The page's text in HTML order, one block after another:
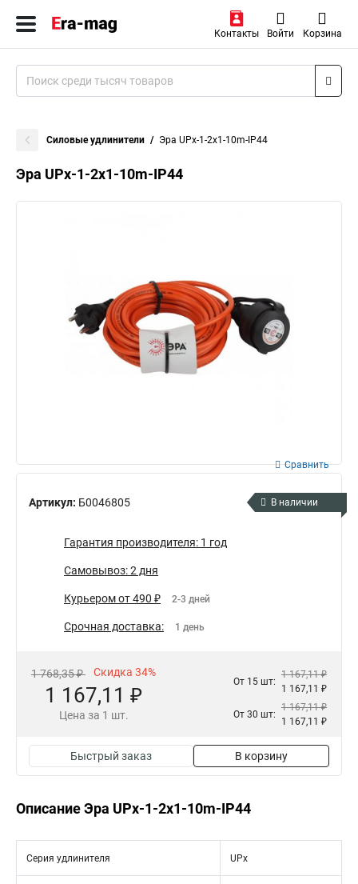
Контакты Войти Корзина
Силовые удлинители Эра UPx-1-2x1-10m-IP44
Эра UPx-1-2x1-10m-IP44
Артикул: Б0046805
Сравнить
В наличии
Гарантия производителя: 1 год
Самовывоз: 2 дня
Курьером от 490 ₽ 2-3 дней
Срочная доставка: 1 день
1 768,35 ₽ Скидка 34%
1 167,11 ₽
Цена за 1 шт.
От 15 шт:
1 167,11 ₽
1 167,11 ₽
От 30 шт:
1 167,11 ₽
1 167,11 ₽
Быстрый заказ В корзину
Описание Эра UPx-1-2x1-10m-IP44
Серия удлинителя UPx